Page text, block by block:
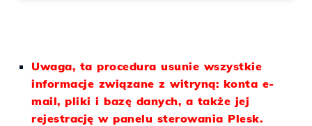
Uwaga, ta procedura usunie wszystkie
informacje związane z witryną: konta e-
mail, pliki i bazę danych, a także jej
rejestrację w panelu sterowania Plesk.